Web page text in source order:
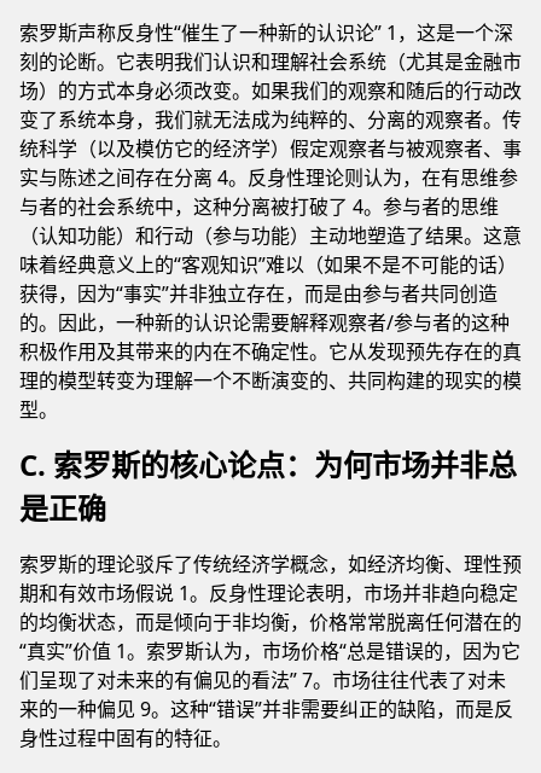
索罗斯声称反身性“催生了一种新的认识论” 1，这是一个深
刻的论断。它表明我们认识和理解社会系统（尤其是金融市
场）的方式本身必须改变。如果我们的观察和随后的行动改
变了系统本身，我们就无法成为纯粹的、分离的观察者。传
统科学（以及模仿它的经济学）假定观察者与被观察者、事
实与陈述之间存在分离 4。反身性理论则认为，在有思维参
与者的社会系统中，这种分离被打破了 4。参与者的思维
（认知功能）和行动（参与功能）主动地塑造了结果。这意
味着经典意义上的“客观知识”难以（如果不是不可能的话）
获得，因为“事实”并非独立存在，而是由参与者共同创造
的。因此，一种新的认识论需要解释观察者/参与者的这种
积极作用及其带来的内在不确定性。它从发现预先存在的真
理的模型转变为理解一个不断演变的、共同构建的现实的模
型。
C. 索罗斯的核心论点：为何市场并非总
是正确
索罗斯的理论驳斥了传统经济学概念，如经济均衡、理性预
期和有效市场假说 1。反身性理论表明，市场并非趋向稳定
的均衡状态，而是倾向于非均衡，价格常常脱离任何潜在的
“真实”价值 1。索罗斯认为，市场价格“总是错误的，因为它
们呈现了对未来的有偏见的看法” 7。市场往往代表了对未
来的一种偏见 9。这种“错误”并非需要纠正的缺陷，而是反
身性过程中固有的特征。